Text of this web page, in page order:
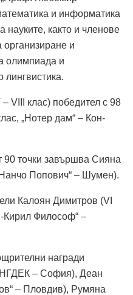
и информатика
науките, както и членове
и
олимпиада и
лингвистика.
VIII клас) победител с 98
„Нотер дам“ – Кон-
90 точки завършва Сияна
Попович“ – Шумен).
Калоян Димитров (VI
Кирил Философ“ –
награди
– София), Деан
– Пловдив), Румяна